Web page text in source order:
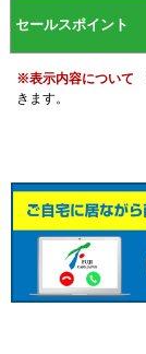
セールスポイント
※表示内容について
きます。